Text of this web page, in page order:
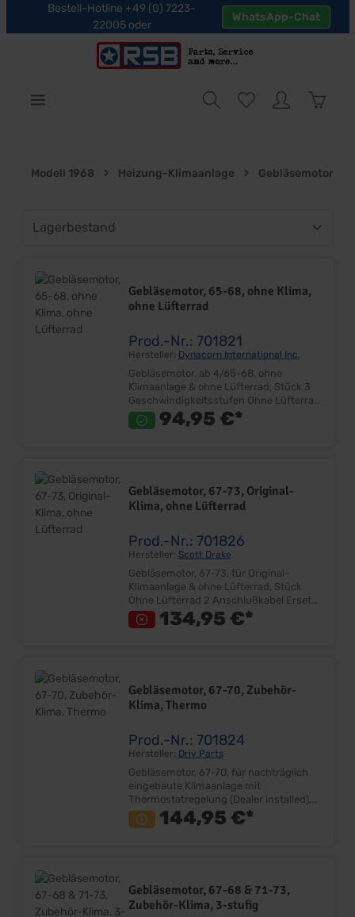
Bestell-Hotline +49 (0) 7223-
22005 oder
WhatsApp-Chat
Modell 1968 Heizung-Klimaanlage Gebläsemotor
Gebläsemotor, 65-68, ohne Klima,
ohne Lüfterrad
Prod.-Nr.: 701821
Hersteller: Dynacorn International Inc.
Gebläsemotor, ab 4/65-68, ohne
Klimaanlage & ohne Lüfterrad, Stück 3
Geschwindigkeitsstufen Ohne Lüfterrad
2 Anschlußkabel Ersetzt den
Originalmotor Lieferumfang: Stück
94,95 €*
Gebläsemotor, 67-73, Original-
Klima, ohne Lüfterrad
Prod.-Nr.: 701826
Hersteller: Scott Drake
Gebläsemotor, 67-73, für Original-
Klimaanlage & ohne Lüfterrad, Stück
Ohne Lüfterrad 2 Anschlußkabel Ersetzt
den Originalmotor Lieferumfang: Stück
Preis: Pro Stück Einbauort: Spritzwand
134,95 €*
Gebläsemotor, 67-70, Zubehör-
Klima, Thermo
Prod.-Nr.: 701824
Hersteller: Driv Parts
Gebläsemotor, 67-70, für nachträglich
eingebaute Klimaanlage mit
Thermostatregelung (Dealer installed),
Stück Passend nur für Klimaanlagen die
vom Händler eingebaut wurden Ohne
144,95 €*
Gebläsemotor, 67-68 & 71-73,
Zubehör-Klima, 3-stufig